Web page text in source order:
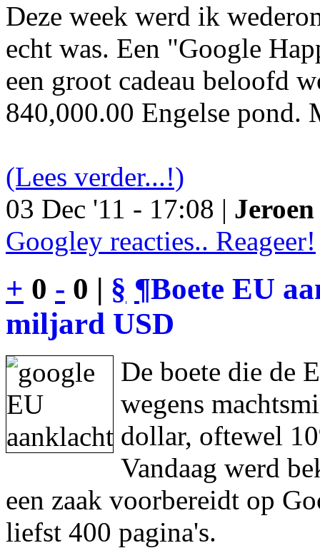
Deze week werd ik
echt was. Een "Google
een groot cadeau beloofd
840,000.00 Engelse pond.
(Lees verder...!)
03 Dec '11 - 17:08 |
Googley reacties.. Reageer!
+ 0 - 0 | § ¶Boete EU
miljard USD
De boete die de
wegens
dollar, oftewel
Vandaag werd
een zaak voorbereidt op
liefst 400 pagina's.